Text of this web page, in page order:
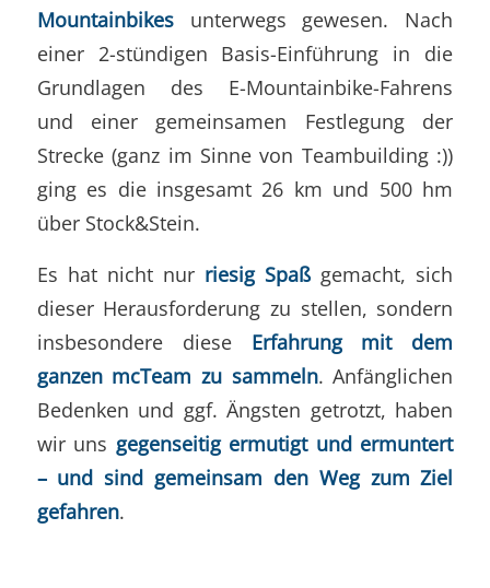
Mountainbikesunterwegs gewesen. Nach
einer 2-stündigen Basis-Einführung in die
Grundlagen des E-Mountainbike-Fahrens
und einer gemeinsamen Festlegung der
Strecke (ganz im Sinne von Teambuilding :))
ging es die insgesamt 26 km und 500 hm
über Stock&Stein.
Es hat nicht nur riesig Spaßgemacht, sich
dieser Herausforderung zu stellen, sondern
insbesondere diese Erfahrung mit dem
ganzen mcTeam zu sammeln. Anfänglichen
Bedenken und ggf. Ängsten getrotzt, haben
wir uns gegenseitig ermutigt und ermuntert
– und sind gemeinsam den Weg zum Ziel
gefahren.